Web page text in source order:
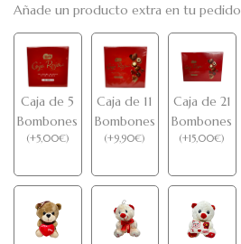
Añade un producto extra en tu pedido
Caja de 5
Bombones
(+5,00€)
Caja de 11
Bombones
(+9,90€)
Caja de 21
Bombones
(+15,00€)